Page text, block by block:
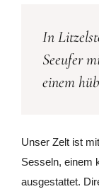
In
Seeufer
einem
Unser Zelt ist
Sesseln, einem
ausgestattet.